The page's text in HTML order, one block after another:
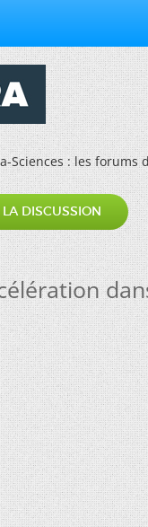
Sciences : les forums
DISCUSSION